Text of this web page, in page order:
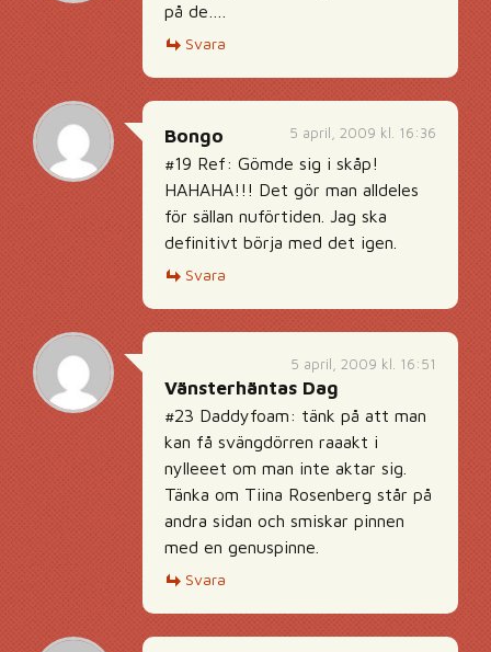
på de….
Svara
5 april, 2009 kl. 16:36
Bongo
#19 Ref: Gömde sig i skåp!
HAHAHA!!! Det gör man alldeles
för sällan nuförtiden. Jag ska
definitivt börja med det igen.
Svara
5 april, 2009 kl. 16:51
Vänsterhäntas Dag
#23 Daddyfoam: tänk på att man
kan få svängdörren raaakt i
nylleeet om man inte aktar sig.
Tänka om Tiina Rosenberg står på
andra sidan och smiskar pinnen
med en genuspinne.
Svara